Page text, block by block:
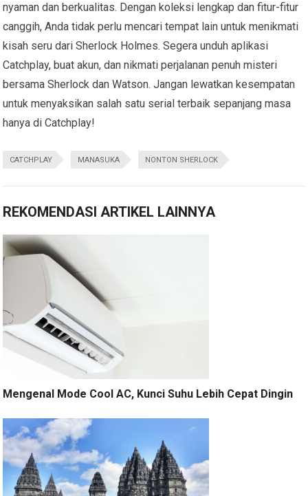
nyaman dan berkualitas. Dengan koleksi lengkap dan fitur-fitur
canggih, Anda tidak perlu mencari tempat lain untuk menikmati
kisah seru dari Sherlock Holmes. Segera unduh aplikasi
Catchplay, buat akun, dan nikmati perjalanan penuh misteri
bersama Sherlock dan Watson. Jangan lewatkan kesempatan
untuk menyaksikan salah satu serial terbaik sepanjang masa
hanya di Catchplay!
CATCHPLAY MANASUKA NONTON SHERLOCK
REKOMENDASI ARTIKEL LAINNYA
Mengenal Mode Cool AC, Kunci Suhu Lebih Cepat Dingin